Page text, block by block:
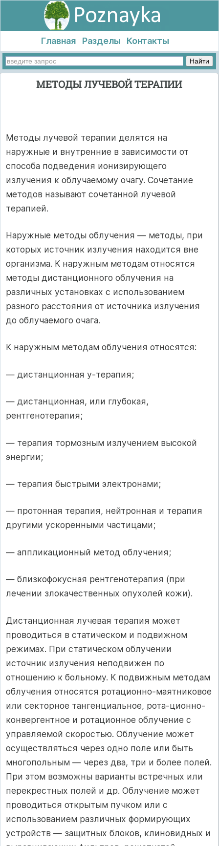
Главная Разделы Контакты
МЕТОДЫ ЛУЧЕВОЙ ТЕРАПИИ
Методы лучевой терапии делятся на
наружные и внутренние в зависи­мости от
способа подведения ионизирующего
излучения к облучаемому оча­гу. Сочетание
методов называют сочетанной лучевой
терапией.
Наружные методы облучения — методы, при
которых источник излучения находится вне
организма. К наружным методам относятся
методы дистан­ционного облучения на
различных установках с использованием
разного расстояния от источника излучения
до облучаемого очага.
К наружным методам облучения относятся:
— дистанционная у-терапия;
— дистанционная, или глубокая,
рентгенотерапия;
— терапия тормозным излучением высокой
энергии;
— терапия быстрыми электронами;
— протонная терапия, нейтронная и терапия
другими ускоренными час­тицами;
— аппликационный метод облучения;
— близкофокусная рентгенотерапия (при
лечении злокачественных опу­холей кожи).
Дистанционная лучевая терапия может
проводиться в статическом и под­вижном
режимах. При статическом облучении
источник излучения не­подвижен по
отношению к больному. К подвижным методам
облучения относятся ротационно-маятниковое
или секторное тангенциальное, рота-ционно-
конвергентное и ротационное облучение с
управляемой скоростью. Облучение может
осуществляться через одно поле или быть
многополь­ным — через два, три и более полей.
При этом возможны варианты встреч­ных или
перекрестных полей и др. Облучение может
проводиться открытым пучком или с
использованием различных формирующих
устройств — за­щитных блоков, клиновидных и